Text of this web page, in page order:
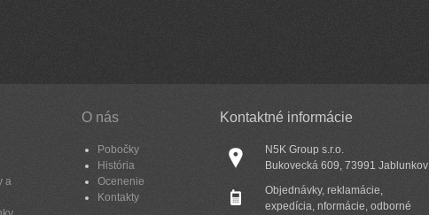
a
O nás
Pobočky
História
Ocenenie
Kontakty
Kontaktné informácie
N5K Group s.r.o.
Bukovecká 609, 73991 Jablunkov
Objednávky, reklamácie,
expedícia, nformácie, odborné